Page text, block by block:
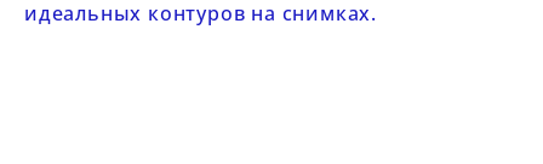
идеальных контуров на снимках.